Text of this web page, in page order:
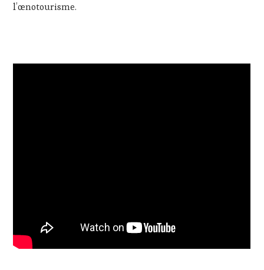
l’œnotourisme.